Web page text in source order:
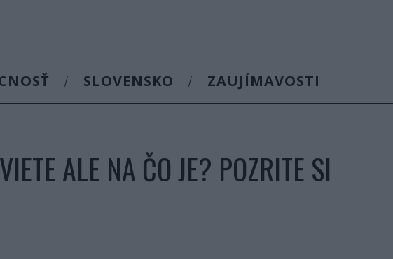
SLOVENSKO ZAUJÍMAVOSTI
ALE NA ČO JE? POZRITE SI